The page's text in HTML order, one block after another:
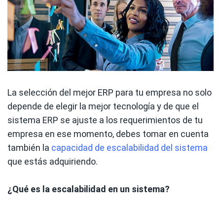
La selección del mejor ERP para tu empresa no solo
depende de elegir la mejor tecnología y de que el
sistema ERP se ajuste a los requerimientos de tu
empresa en ese momento, debes tomar en cuenta
también la capacidad de escalabilidad del sistema
que estás adquiriendo.
¿Qué es la escalabilidad en un sistema?